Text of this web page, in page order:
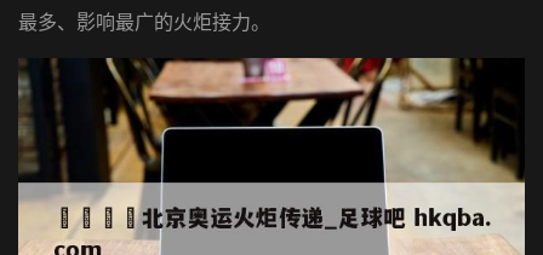
最多、影响最广的火炬接力。